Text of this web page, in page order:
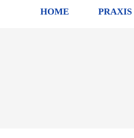
HOME PRAXIS